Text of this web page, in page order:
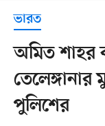
ভারত
অমিত শাহর
তেলেঙ্গানার
পুলিশের